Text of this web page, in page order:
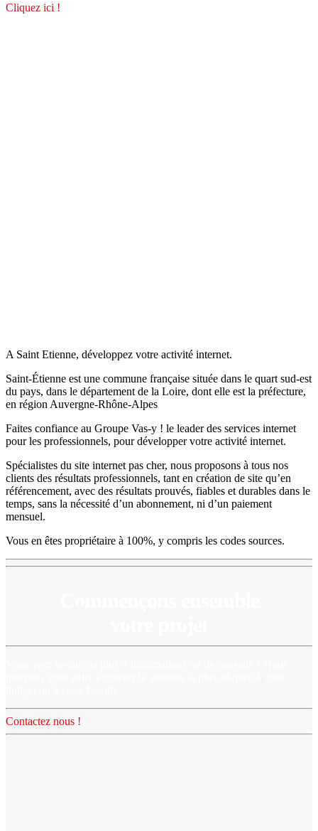
Cliquez ici !
A Saint Etienne, développez votre activité internet.
Saint-Étienne est une commune française située dans le quart sud-est
du pays, dans le département de la Loire, dont elle est la préfecture,
en région Auvergne-Rhône-Alpes
Faites confiance au Groupe Vas-y ! le leader des services internet
pour les professionnels, pour développer votre activité internet.
Spécialistes du site internet pas cher, nous proposons à tous nos
clients des résultats professionnels, tant en création de site qu’en
référencement, avec des résultats prouvés, fiables et durables dans le
temps, sans la nécessité d’un abonnement, ni d’un paiement
mensuel.
Vous en êtes propriétaire à 100%, y compris les codes sources.
Contactez nous !